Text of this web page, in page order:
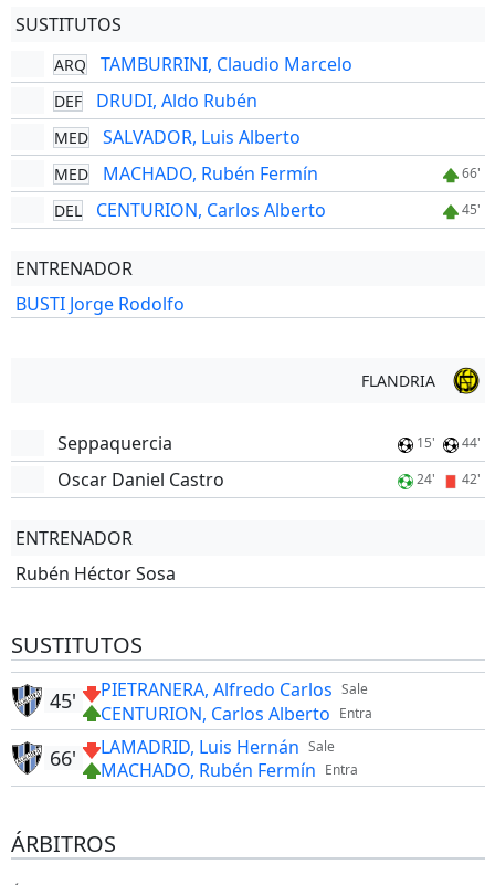
SUSTITUTOS
ARQ TAMBURRINI, Claudio Marcelo
DEF DRUDI, Aldo Rubén
MED SALVADOR, Luis Alberto
MED MACHADO, Rubén Fermín 66'
DEL CENTURION, Carlos Alberto 45'
ENTRENADOR
BUSTI Jorge Rodolfo
FLANDRIA
Seppaquercia 15' 44'
Oscar Daniel Castro 24' 42'
ENTRENADOR
Rubén Héctor Sosa
SUSTITUTOS
Sale
PIETRANERA, Alfredo Carlos
Entra
CENTURION, Carlos Alberto
45'
Sale
LAMADRID, Luis Hernán
Entra
MACHADO, Rubén Fermín
66'
ÁRBITROS